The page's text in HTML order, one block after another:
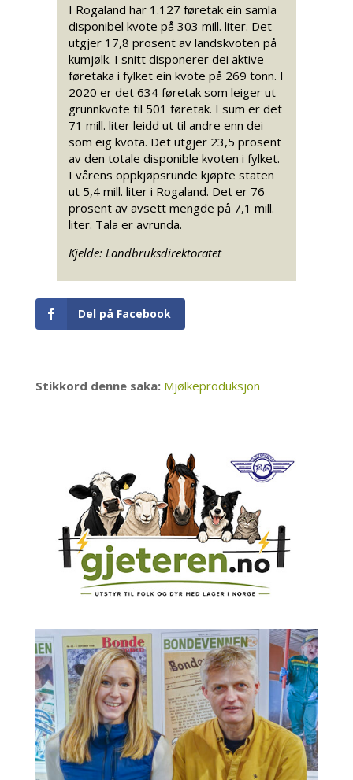
I Rogaland har 1.127 føretak ein samla
disponibel kvote på 303 mill. liter. Det
utgjer 17,8 prosent av landskvoten på
kumjølk. I snitt disponerer dei aktive
føretaka i fylket ein kvote på 269 tonn. I
2020 er det 634 føretak som leiger ut
grunnkvote til 501 føretak. I sum er det
71 mill. liter leidd ut til andre enn dei
som eig kvota. Det utgjer 23,5 prosent
av den totale disponible kvoten i fylket.
I vårens oppkjøpsrunde kjøpte staten
ut 5,4 mill. liter i Rogaland. Det er 76
prosent av avsett mengde på 7,1 mill.
liter. Tala er avrunda.
Kjelde: Landbruksdirektoratet
Del på Facebook
Stikkord denne saka: Mjølkeproduksjon